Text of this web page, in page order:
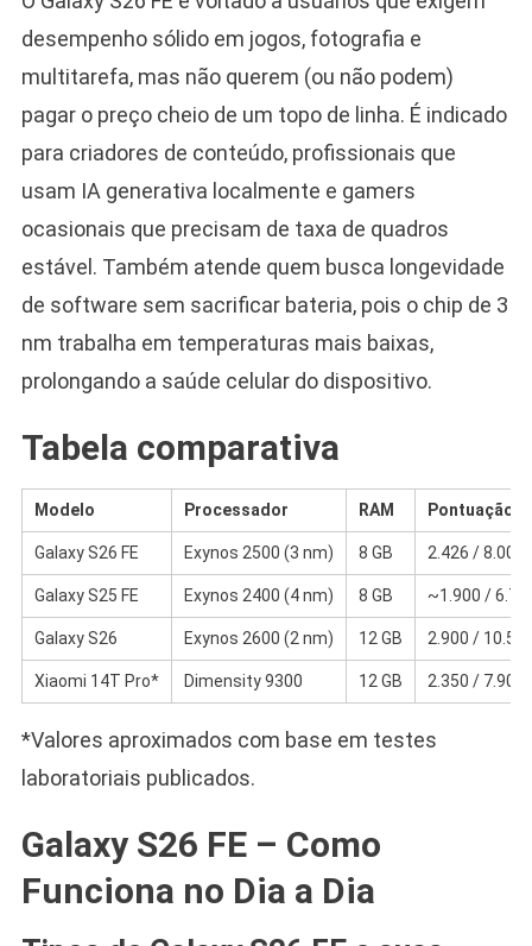
desempenho sólido em jogos, fotografia e
multitarefa, mas não querem (ou não podem)
pagar o preço cheio de um topo de linha. É indicado
para criadores de conteúdo, profissionais que
usam IA generativa localmente e gamers
ocasionais que precisam de taxa de quadros
estável. Também atende quem busca longevidade
de software sem sacrificar bateria, pois o chip de 3
nm trabalha em temperaturas mais baixas,
prolongando a saúde celular do dispositivo.
Tabela comparativa
Modelo Processador RAM Pontuação
Galaxy S26 FE Exynos 2500 (3 nm) 8 GB 2.426 / 8.004
Galaxy S25 FE Exynos 2400 (4 nm) 8 GB ~1.900 /
Galaxy S26 Exynos 2600 (2 nm) 12 GB 2.900 /
Xiaomi 14T Pro* Dimensity 9300 12 GB 2.350 / 7.900
*Valores aproximados com base em testes
laboratoriais publicados.
Galaxy S26 FE – Como
Funciona no Dia a Dia